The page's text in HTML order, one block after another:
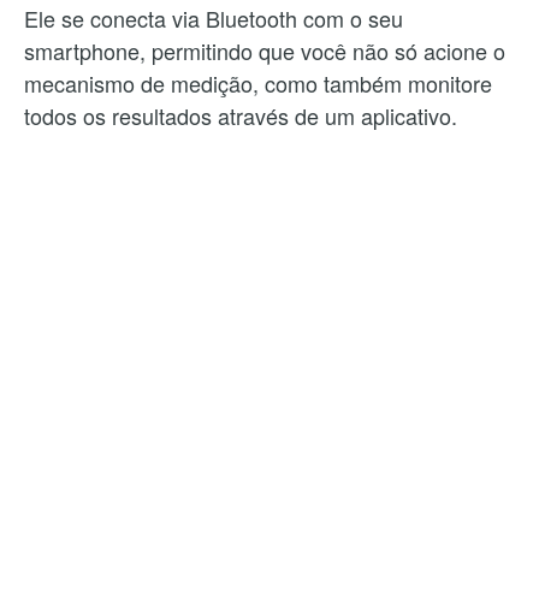
Ele se conecta via Bluetooth com o seu
smartphone, permitindo que você não só acione o
mecanismo de medição, como também monitore
todos os resultados através de um aplicativo.